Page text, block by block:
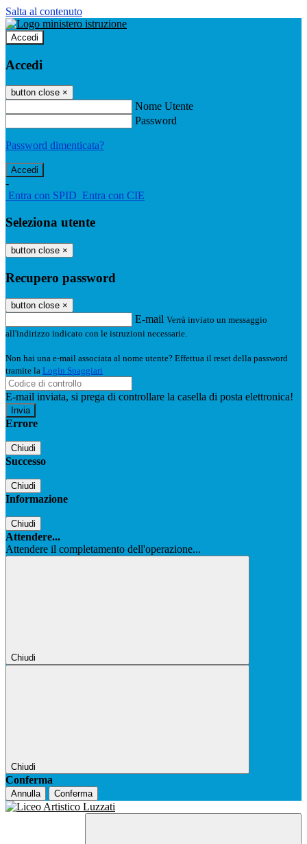
Salta al contenuto
Accedi
Accedi
button close ×
Nome Utente
Password
Password dimenticata?
-
Entra con SPID Entra con CIE
Seleziona utente
button close ×
Recupero password
button close ×
E-mail Verrà inviato un messaggio
all'indirizzo indicato con le istruzioni necessarie.
Non hai una e-mail associata al nome utente? Effettua il reset della password
tramite la Login Spaggiari
E-mail inviata, si prega di controllare la casella di posta elettronica!
Errore
Chiudi
Successo
Chiudi
Informazione
Chiudi
Attendere...
Attendere il completamento dell'operazione...
Chiudi
Chiudi
Conferma
Annulla Conferma